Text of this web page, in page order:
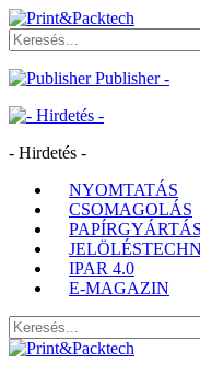
Publisher -
- Hirdetés -
NYOMTATÁS
CSOMAGOLÁS
IPAR 4.0
E-MAGAZIN